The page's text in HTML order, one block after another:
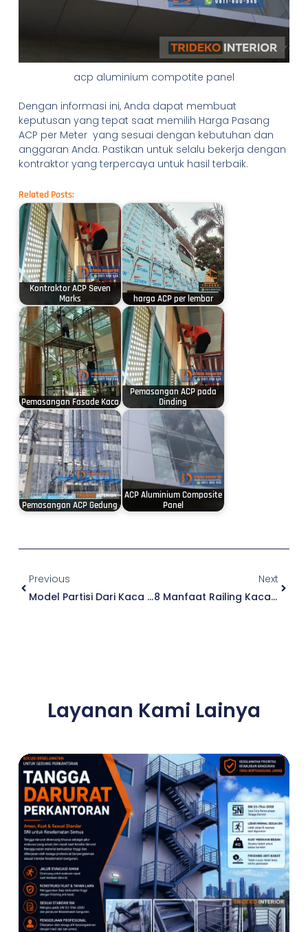
acp aluminium compotite panel
Dengan informasi ini, Anda dapat membuat
keputusan yang tepat saat memilih Harga Pasang
ACP per Meter yang sesuai dengan kebutuhan dan
anggaran Anda. Pastikan untuk selalu bekerja dengan
kontraktor yang terpercaya untuk hasil terbaik.
Related Posts:
Kontraktor ACP Seven
Marks
harga ACP per lembar
Pemasangan Fasade Kaca
Pemasangan ACP pada
Dinding
Pemasangan ACP Gedung
ACP Aluminium Composite
Panel
Previous
Model Partisi Dari Kaca Dan Aluminium
Next
8 Manfaat Railing Kaca Ini Bisa Bikin Rumah Kamu Terlihat Super Modern
Layanan Kami Lainya